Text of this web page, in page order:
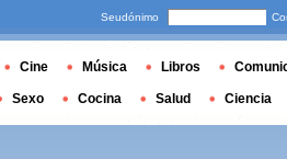
Seudónimo
Cine Música Libros
Sexo Cocina Salud Ciencia